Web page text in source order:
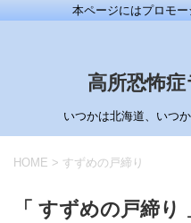
本ページにはプロモー
高所恐怖
いつかは北海道、いつ
HOME > すずめの戸締り
「 すずめの戸締り